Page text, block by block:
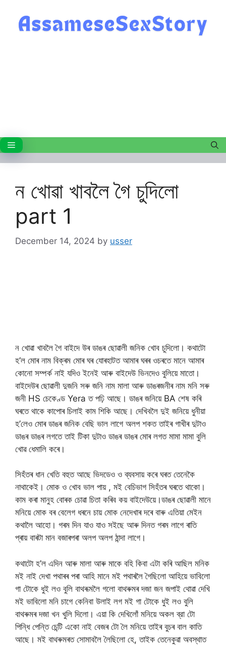
content
Menu
ন খোৱা খাবলৈ গৈ চুদিলো
part 1
December 14, 2024 by usser
ন খোৱা খাবলৈ গৈ বাইদে উৰ ডাঙৰ ছোৱালী জনিক খোব চুদিলো। কথাটো
হ’ল মোৰ নাম বিক্ৰম মোৰ ঘৰ যোৰহাটত আমাৰ ঘৰৰ ওচৰতে মানে আমাৰ
কোনো সম্পর্ক নাই যদিও ইনেই আৰু বাইদেউ ভিনদেও বুলিয়ে মাতো।
বাইদেউৰ ছোৱালী দুজনি সৰু জনি নাম মালা আৰু ডাঙৰজনীৰ নাম মনি সৰু
জনী HS চেকেণ্ড Yera ত পঢ়ি আছে। ডাঙৰ জনিয়ে BA শেষ কৰি
ঘৰতে থাকে কাপোৰ চিলাই কাম শিকি আছে। দেখিবলৈ দুই জনিয়ে ধুনীয়া
হ’লেও মোৰ ডাঙৰ জনিক বেছি ভাল লাগে অলপ শকত তাইৰ গাখীৰ দুটাও
ডাঙৰ ডাঙৰ লগতে তাই টিকা দুটাও ডাঙৰ ডাঙৰ মোৰ লগত মামা মামা বুলি
খোৱ ধেমালি কৰে।
সিহঁতৰ ধান খেতি বহুত আছে ভিদডেও ও ব্যবসায় কৰে ঘৰত তেনেকৈ
নাথাকেই। মোক ও খোব ভাল পায় , মই বেচিভাগ সিহঁতৰ ঘৰতে থাকো।
কাম কৰা মানুহ বোৰক চোৱা চিতা কৰিব কয় বাইদেউয়ে।ডাঙৰ ছোৱালী মানে
মনিয়ে মোক বৰ বেলেগ ধৰনে চায় মোক নেদেখাৰ দৰে বাৰু এতিয়া মেইন
কথালৈ আহো। গৰম দিন যাও যাও সইছে আৰু দিনত গৰম লাগে ৰাতি
প্ৰায় বাৰটা মান বজাৰপৰা অলপ অলপ ঠান্দা লাগে।
কথাটো হ’ল এদিন আৰু মালা আৰু মাকে বহি কিবা এটা কৰি আছিল মনিক
মই নাই দেখা পথাৰৰ পৰা আহি মানে মই পথাৰলৈ গৈছিলো আহিয়ে ভাবিলো
গা টোকে ধুই লও বুলি বাথৰূমলৈ গলো বাথৰুমৰ দজা জন জপাই থোৱা দেখি
মই ভাবিলো মনি চাগে কেনিবা উলাই লগ মই গা টোকে ধুই লও বুলি
বাথৰুমৰ দজা খন খুলি দিলো। এয়া কি দেখিলোঁ মনিয়ে অকল ব্রা টো
পিন্ধি পেন্তি চেন্টি একো নাই বেজৰ টো লৈ মনিয়ে তাইৰ বুচৰ বাল কাতি
আছে। মই বাথৰুমৰত সোমাবলৈ লৈছিলো হে, তাইক তেনেকুৱা অবস্থাত